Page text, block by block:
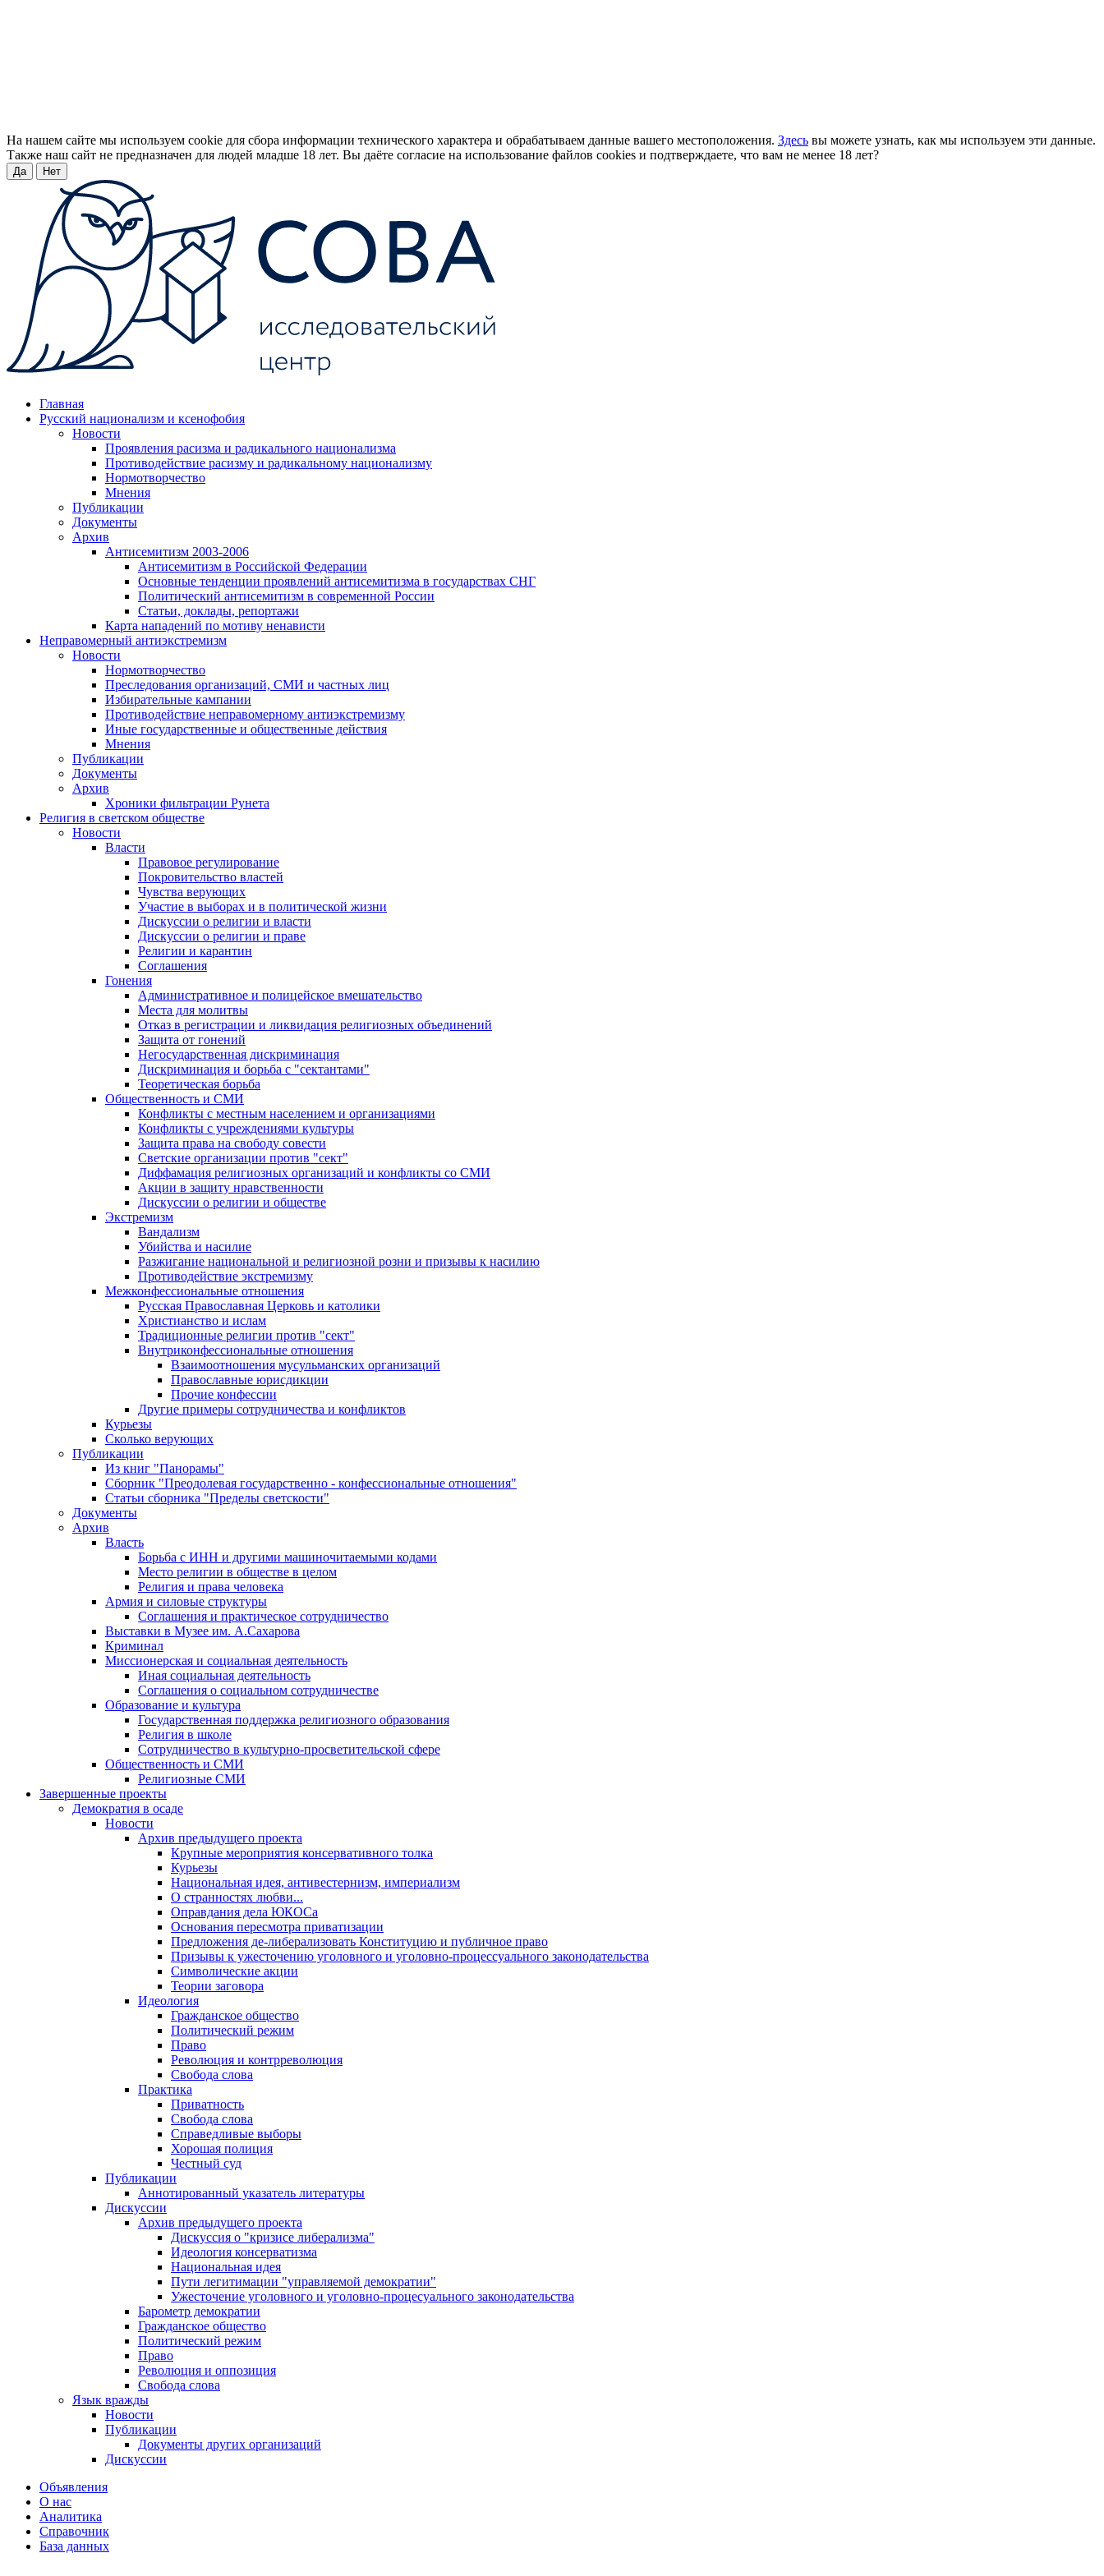
На нашем сайте мы используем cookie для сбора информации технического характера и обрабатываем данные вашего местоположения. Здесь вы можете узнать, как мы используем эти данные.
Также наш сайт не предназначен для людей младше 18 лет. Вы даёте согласие на использование файлов cookies и подтверждаете, что вам не менее 18 лет?
Да Нет
Главная
Русский национализм и ксенофобия
Новости
Проявления расизма и радикального национализма
Противодействие расизму и радикальному национализму
Нормотворчество
Мнения
Публикации
Документы
Архив
Антисемитизм 2003-2006
Антисемитизм в Российской Федерации
Основные тенденции проявлений антисемитизма в государствах СНГ
Политический антисемитизм в современной России
Статьи, доклады, репортажи
Карта нападений по мотиву ненависти
Неправомерный антиэкстремизм
Новости
Нормотворчество
Преследования организаций, СМИ и частных лиц
Избирательные кампании
Противодействие неправомерному антиэкстремизму
Иные государственные и общественные действия
Мнения
Публикации
Документы
Архив
Хроники фильтрации Рунета
Религия в светском обществе
Новости
Власти
Правовое регулирование
Покровительство властей
Чувства верующих
Участие в выборах и в политической жизни
Дискуссии о религии и власти
Дискуссии о религии и праве
Религии и карантин
Соглашения
Гонения
Административное и полицейское вмешательство
Места для молитвы
Отказ в регистрации и ликвидация религиозных объединений
Защита от гонений
Негосударственная дискриминация
Дискриминация и борьба с "сектантами"
Теоретическая борьба
Общественность и СМИ
Конфликты с местным населением и организациями
Конфликты с учреждениями культуры
Защита права на свободу совести
Светские организации против "сект"
Диффамация религиозных организаций и конфликты со СМИ
Акции в защиту нравственности
Дискуссии о религии и обществе
Экстремизм
Вандализм
Убийства и насилие
Разжигание национальной и религиозной розни и призывы к насилию
Противодействие экстремизму
Межконфессиональные отношения
Русская Православная Церковь и католики
Христианство и ислам
Традиционные религии против "сект"
Внутриконфессиональные отношения
Взаимоотношения мусульманских организаций
Православные юрисдикции
Прочие конфессии
Другие примеры сотрудничества и конфликтов
Курьезы
Сколько верующих
Публикации
Из книг "Панорамы"
Сборник "Преодолевая государственно - конфессиональные отношения"
Статьи сборника "Пределы светскости"
Документы
Архив
Власть
Борьба с ИНН и другими машиночитаемыми кодами
Место религии в обществе в целом
Религия и права человека
Армия и силовые структуры
Соглашения и практическое сотрудничество
Выставки в Музее им. А.Сахарова
Криминал
Миссионерская и социальная деятельность
Иная социальная деятельность
Соглашения о социальном сотрудничестве
Образование и культура
Государственная поддержка религиозного образования
Религия в школе
Сотрудничество в культурно-просветительской сфере
Общественность и СМИ
Религиозные СМИ
Завершенные проекты
Демократия в осаде
Новости
Архив предыдущего проекта
Крупные мероприятия консервативного толка
Курьезы
Национальная идея, антивестернизм, империализм
О странностях любви...
Оправдания дела ЮКОСа
Основания пересмотра приватизации
Предложения де-либерализовать Конституцию и публичное право
Призывы к ужесточению уголовного и уголовно-процессуального законодательства
Символические акции
Теории заговора
Идеология
Гражданское общество
Политический режим
Право
Революция и контрреволюция
Свобода слова
Практика
Приватность
Свобода слова
Справедливые выборы
Хорошая полиция
Честный суд
Публикации
Аннотированный указатель литературы
Дискуссии
Архив предыдущего проекта
Дискуссия о "кризисе либерализма"
Идеология консерватизма
Национальная идея
Пути легитимации "управляемой демократии"
Ужесточение уголовного и уголовно-процесуального законодательства
Барометр демократии
Гражданское общество
Политический режим
Право
Революция и оппозиция
Свобода слова
Язык вражды
Новости
Публикации
Документы других организаций
Дискуссии
Объявления
О нас
Аналитика
Справочник
База данных